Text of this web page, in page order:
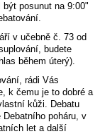
posunut na 9:00"
v učebně č. 73 od
budete
během úterý).
rádi Vás
k čemu je to dobré a
kůži. Debatu
poháru, v
let a další